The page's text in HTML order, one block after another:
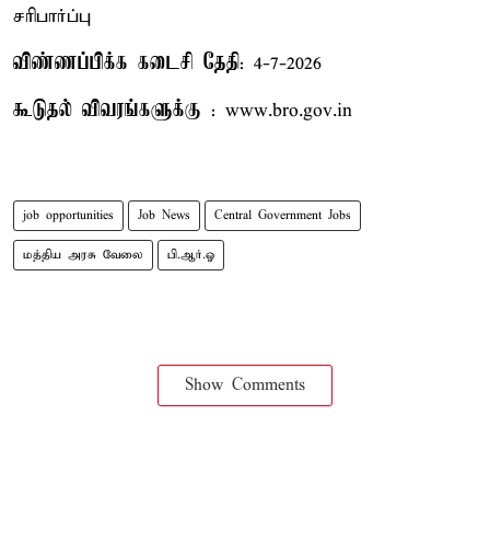
சரிபார்ப்பு
விண்ணப்பிக்க கடைசி தேதி: 4-7-2026
கூடுதல் விவரங்களுக்கு : www.bro.gov.in
job opportunities Job News Central Government Jobs
மத்திய அரசு வேலை பி.ஆர்.ஓ
Show Comments